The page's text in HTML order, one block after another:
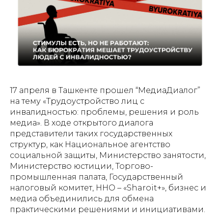
17 апреля в Ташкенте прошел “МедиаДиалог”
на тему «Трудоустройство лиц с
инвалидностью: проблемы, решения и роль
медиа». В ходе открытого диалога
представители таких государственных
структур, как Национальное агентство
социальной защиты, Министерство занятости,
Министерство юстиции, Торгово-
промышленная палата, Государственный
налоговый комитет, ННО – «Sharoit+», бизнес и
медиа объединились для обмена
практическими решениями и инициативами.